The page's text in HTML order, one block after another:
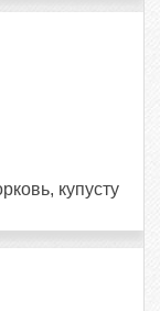
купусту